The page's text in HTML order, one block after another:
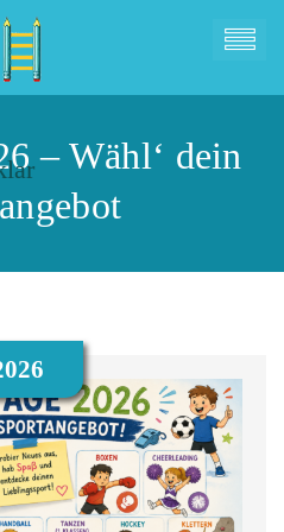
– Wähl‘ dein